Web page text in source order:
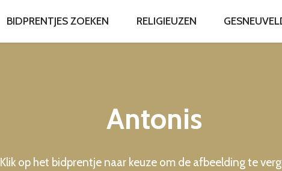
BIDPRENTJES ZOEKEN RELIGIEUZEN
Antonis
Klik op het bidprentje naar keuze om de afbeelding te